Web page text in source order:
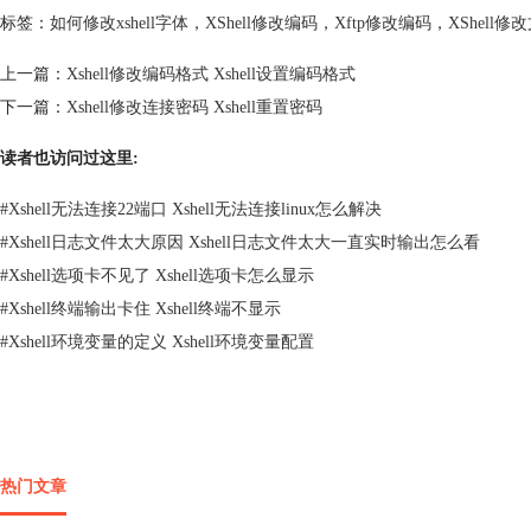
标签： 如何修改xshell字体 ， XShell修改编码 ， Xftp修改编码 ， XShell修
上一篇： Xshell修改编码格式 Xshell设置编码格式
下一篇： Xshell修改连接密码 Xshell重置密码
读者也访问过这里:
#Xshell无法连接22端口 Xshell无法连接linux怎么解决
#Xshell日志文件太大原因 Xshell日志文件太大一直实时输出怎么看
#Xshell选项卡不见了 Xshell选项卡怎么显示
#Xshell终端输出卡住 Xshell终端不显示
#Xshell环境变量的定义 Xshell环境变量配置
热门文章